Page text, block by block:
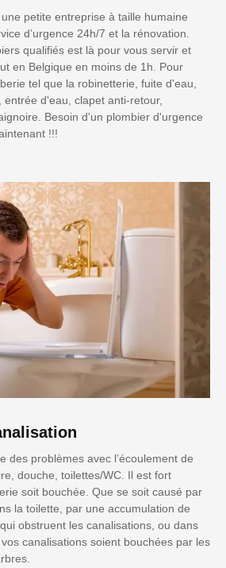
petite entreprise à taille humaine
d’urgence 24h/7 et la rénovation.
qualifiés est là pour vous servir et
en Belgique en moins de 1h. Pour
tel que la robinetterie, fuite d'eau,
d'eau, clapet anti-retour,
Besoin d'un plombier d'urgence
!!!
des problèmes avec l’écoulement de
douche, toilettes/WC. Il est fort
soit bouchée. Que se soit causé par
la toilette, par une accumulation de
obstruent les canalisations, ou dans
canalisations soient bouchées par les